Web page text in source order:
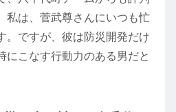
私は、菅武尊さんにいつも忙
。ですが、彼は防災開発だけ
にこなす行動力のある男だと